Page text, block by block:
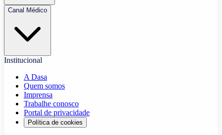
Canal Médico
Institucional
A Dasa
Quem somos
Imprensa
Trabalhe conosco
Portal de privacidade
Política de cookies